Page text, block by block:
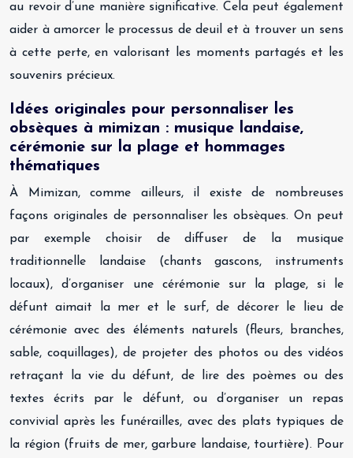
au revoir d’une manière significative. Cela peut également
aider à amorcer le processus de deuil et à trouver un sens
à cette perte, en valorisant les moments partagés et les
souvenirs précieux.
Idées originales pour personnaliser les
obsèques à mimizan : musique landaise,
cérémonie sur la plage et hommages
thématiques
À Mimizan, comme ailleurs, il existe de nombreuses
façons originales de personnaliser les obsèques. On peut
par exemple choisir de diffuser de la musique
traditionnelle landaise (chants gascons, instruments
locaux), d’organiser une cérémonie sur la plage, si le
défunt aimait la mer et le surf, de décorer le lieu de
cérémonie avec des éléments naturels (fleurs, branches,
sable, coquillages), de projeter des photos ou des vidéos
retraçant la vie du défunt, de lire des poèmes ou des
textes écrits par le défunt, ou d’organiser un repas
convivial après les funérailles, avec des plats typiques de
la région (fruits de mer, garbure landaise, tourtière). Pour